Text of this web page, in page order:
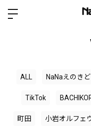
ALL NaNaえのきど
TikTok
町田 小岩オルフェ